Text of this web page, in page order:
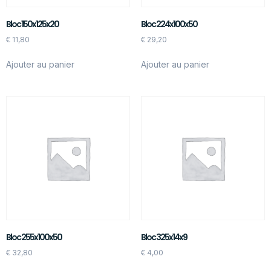
Bloc 150x125x20
€ 11,80
Ajouter au panier
Bloc 224x100x50
€29,20
Ajouter au panier
Bloc 255x100x50
€ 32,80
Bloc 325x14x9
€4,00